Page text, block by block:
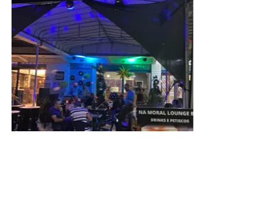
8. Quadra 02 CL, próximo ao Lote 26, fundo da
Escola Classe 15, Setor Norte;
ADVERTISEMENT